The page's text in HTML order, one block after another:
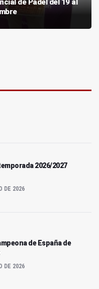
de Pádel del 19 al
2026/2027
DE 2026
de España de
DE 2026